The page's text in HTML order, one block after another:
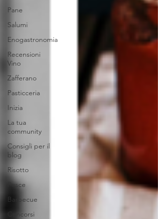
Pane
Salumi
Enogastronomia
Recensioni
Vino
Zafferano
Pasticceria
Inizia
La tua
community
Consigli per il
blog
Risotto
Pesce
Barbecue
Concorsi